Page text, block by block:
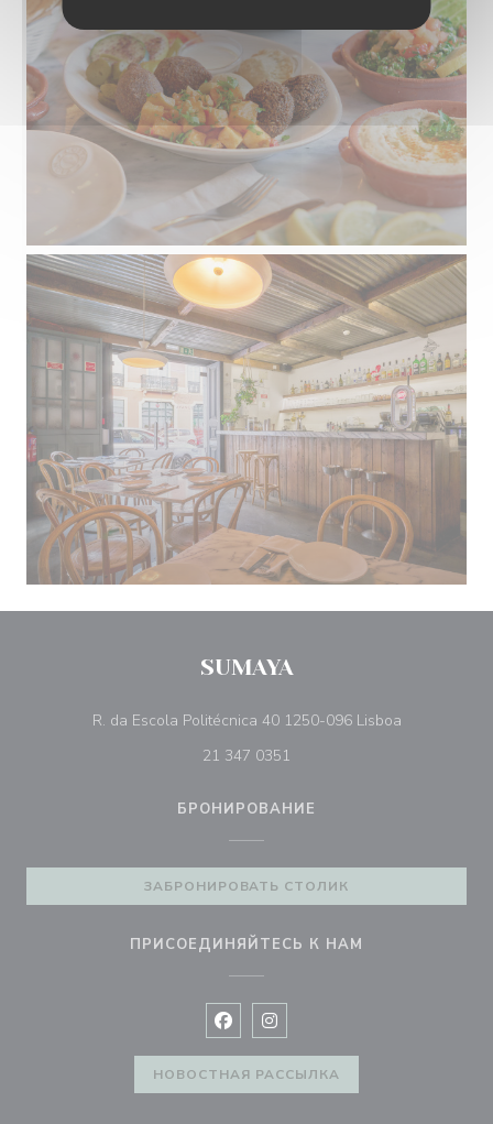
SUMAYA
R. da Escola Politécnica 40 1250-096 Lisboa
21 347 0351
БРОНИРОВАНИЕ
ЗАБРОНИРОВАТЬ СТОЛИК
ПРИСОЕДИНЯЙТЕСЬ К НАМ
Facebook ((открывается в новом
Instagram ((открывается в
НОВОСТНАЯ РАССЫЛКА